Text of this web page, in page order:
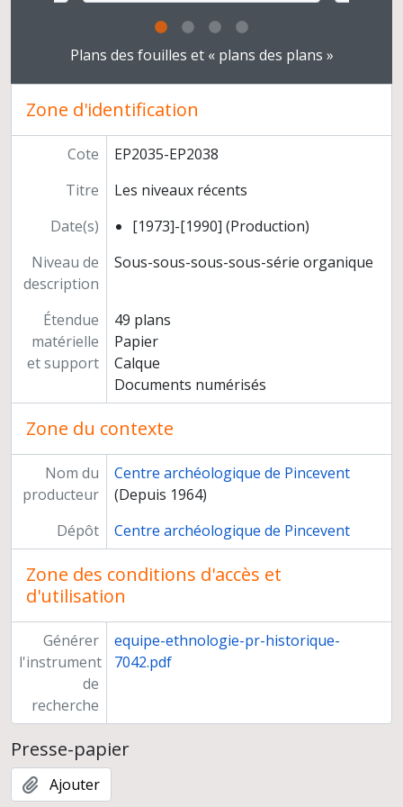
Clicking this description title link will open the
Plans des fouilles et « plans des plans »
Zone d'identification
Cote
EP2035-EP2038
Titre
Les niveaux récents
Date(s)
[1973]-[1990] (Production)
Niveau de
description
Sous-sous-sous-sous-série organique
Étendue
matérielle
et support
49 plans
Papier
Calque
Documents numérisés
Zone du contexte
Nom du
producteur
Centre archéologique de Pincevent
(Depuis 1964)
Dépôt
Centre archéologique de Pincevent
Zone des conditions d'accès et
d'utilisation
Générer
l'instrument
de
recherche
equipe-ethnologie-pr-historique-
7042.pdf
Presse-papier
Ajouter